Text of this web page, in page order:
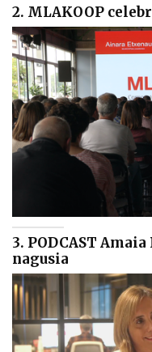
2. MLAKOOP
3. PODCAST
nagusia